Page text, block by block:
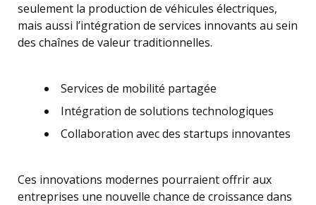
seulement la production de véhicules électriques,
mais aussi l’intégration de services innovants au sein
des chaînes de valeur traditionnelles.
Services de mobilité partagée
Intégration de solutions technologiques
Collaboration avec des startups innovantes
Ces innovations modernes pourraient offrir aux
entreprises une nouvelle chance de croissance dans